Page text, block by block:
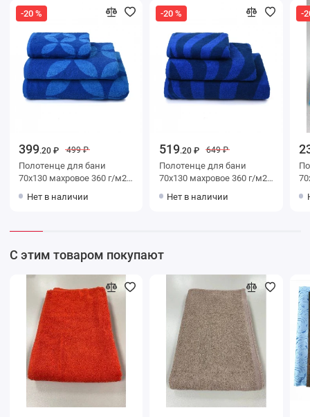
-20 %
399.20 ₽ 499 ₽
Полотенце для бани
70х130 махровое 360 г/м2
мануфактура
Нет в наличии
-20 %
519.20 ₽ 649 ₽
Полотенце для бани
70х130 махровое 360 г/м2
мануфактура
Нет в наличии
-
70х130
С этим товаром покупают